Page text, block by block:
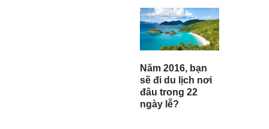
Năm 2016, bạn
sẽ đi du lịch nơi
đâu trong 22
ngày lễ?